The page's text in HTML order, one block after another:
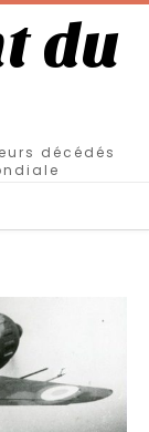
du
décédés